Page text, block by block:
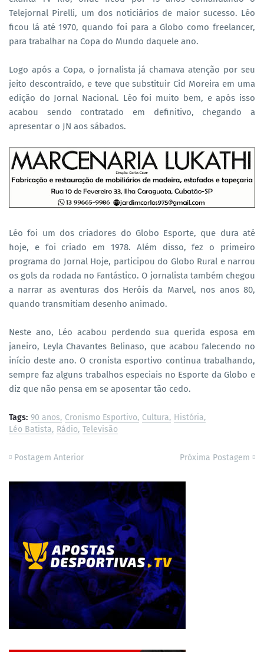
Telejornal Pirelli, um dos noticiários de maior sucesso. Léo
ficou lá até 1970, quando foi para a Globo como freelancer,
para trabalhar na Copa do Mundo daquele ano.
Logo após a Copa, o jornalista já chamava atenção por seu
jeito descontraído, e teve que substituir Cid Moreira em uma
edição do Jornal Nacional. Léo foi muito bem, e após isso
acabou sendo contratado em definitivo, chegando a
apresentar o JN aos sábados.
Léo foi um dos criadores do Globo Esporte, que dura até
hoje, e foi criado em 1978. Além disso, fez o primeiro
programa do Jornal Hoje, participou do Globo Rural e narrou
os gols da rodada no Fantástico. O jornalista também chegou
a narrar as aventuras dos Heróis da Marvel, nos anos 80,
quando transmitiam desenho animado.
Neste ano, Léo acabou perdendo sua querida esposa em
janeiro, Leyla Chavantes Belinaso, que acabou falecendo no
início deste ano. O cronista esportivo continua trabalhando,
sempre faz alguns trabalhos especiais no Esporte da Globo e
diz que não pensa em se aposentar tão cedo.
Tags: 90 anos Cronismo Esportivo Cultura História
Léo Batista Rádio Televisão
Postagem Anterior Próxima Postagem